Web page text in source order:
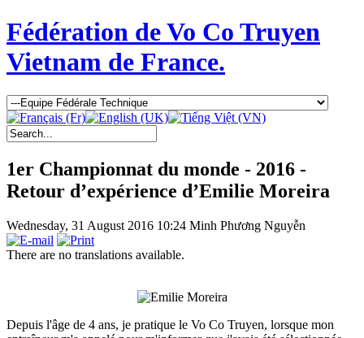
Fédération de Vo Co Truyen
Vietnam de France.
1er Championnat du monde - 2016 -
Retour d’expérience d’Emilie Moreira
Wednesday, 31 August 2016 10:24 Minh Phương Nguyễn
There are no translations available.
Depuis l'âge de 4 ans, je pratique le Vo Co Truyen, lorsque mon